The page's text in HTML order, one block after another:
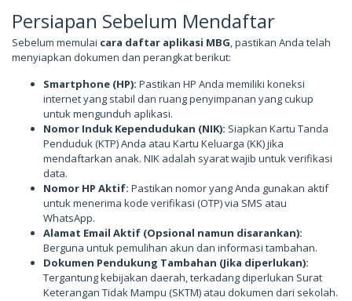
Persiapan Sebelum Mendaftar
Sebelum memulai cara daftar aplikasi MBG, pastikan Anda telah
menyiapkan dokumen dan perangkat berikut:
Smartphone (HP): Pastikan HP Anda memiliki koneksi
internet yang stabil dan ruang penyimpanan yang cukup
untuk mengunduh aplikasi.
Nomor Induk Kependudukan (NIK): Siapkan Kartu Tanda
Penduduk (KTP) Anda atau Kartu Keluarga (KK) jika
mendaftarkan anak. NIK adalah syarat wajib untuk verifikasi
data.
Nomor HP Aktif: Pastikan nomor yang Anda gunakan aktif
untuk menerima kode verifikasi (OTP) via SMS atau
WhatsApp.
Alamat Email Aktif (Opsional namun disarankan):
Berguna untuk pemulihan akun dan informasi tambahan.
Dokumen Pendukung Tambahan (Jika diperlukan):
Tergantung kebijakan daerah, terkadang diperlukan Surat
Keterangan Tidak Mampu (SKTM) atau dokumen dari sekolah.